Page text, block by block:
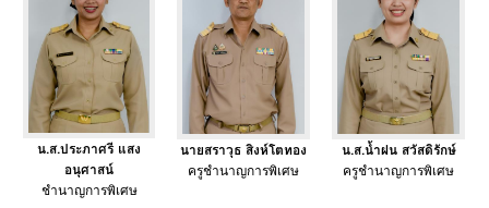
น.ส.ประภาศรี แสง
อนุศาสน์
ชำนาญการพิเศษ
นายสราวุธ สิงห์โตทอง
ครูชำนาญการพิเศษ
น.ส.น้ำฝน สวัสดิรักษ์
ครูชำนาญการพิเศษ